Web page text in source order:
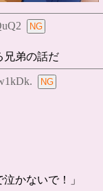
兄弟の話だ
かないで！」